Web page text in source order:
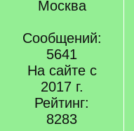
Москва
Сообщений:
5641
На сайте с
2017 г.
Рейтинг:
8283